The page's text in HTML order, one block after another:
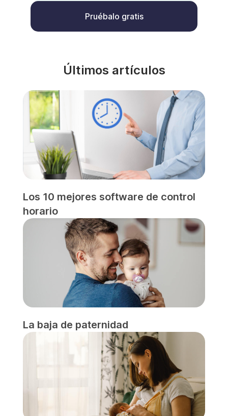
Pruébalo gratis
Últimos artículos
Los 10 mejores software de control
horario
La baja de paternidad